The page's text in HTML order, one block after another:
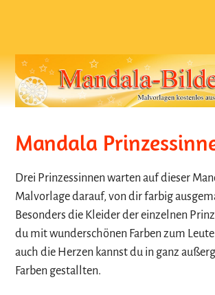
Mandala
Drei Prinzessinnen warten auf dieser
Malvorlage darauf, von dir farbig
Besonders die Kleider der einzelnen
du mit wunderschönen Farben zum
auch die Herzen kannst du in ganz
Farben gestallten.